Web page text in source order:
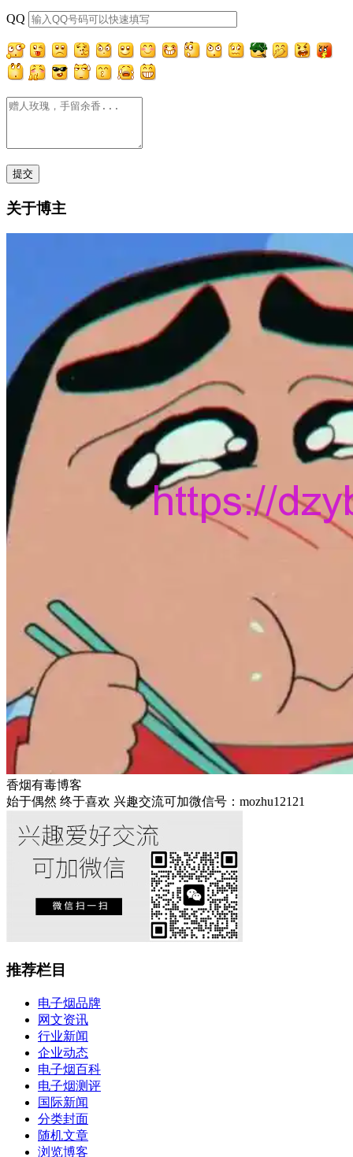
QQ
关于博主
香烟有毒博客
始于偶然 终于喜欢 兴趣交流可加微信号：mozhu12121
推荐栏目
电子烟品牌
网文资讯
行业新闻
企业动态
电子烟百科
电子烟测评
国际新闻
分类封面
随机文章
浏览博客